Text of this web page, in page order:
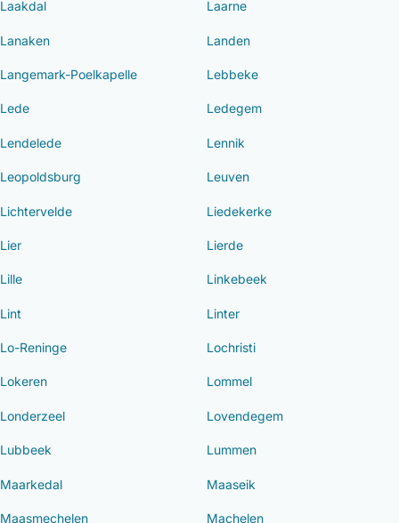
Laakdal Laarne
Lanaken Landen
Langemark-Poelkapelle Lebbeke
Lede Ledegem
Lendelede Lennik
Leopoldsburg Leuven
Lichtervelde Liedekerke
Lier Lierde
Lille Linkebeek
Lint Linter
Lo-Reninge Lochristi
Lokeren Lommel
Londerzeel Lovendegem
Lubbeek Lummen
Maarkedal Maaseik
Maasmechelen Machelen